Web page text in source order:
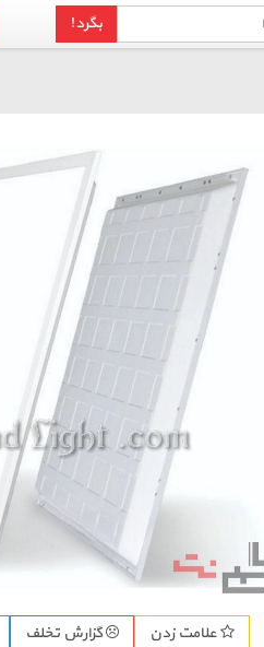
بگرد!
علامت زدن گزارش تخلف